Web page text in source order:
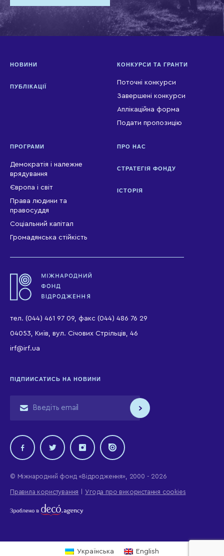
НОВИНИ
ПУБЛІКАЦІЇ
КОНКУРСИ ТА ГРАНТИ
Поточні конкурси
Завершені конкурси
Аплікаційна форма
Подати пропозицію
ПРОГРАМИ
Демократія і належне
врядування
Європа і світ
Права людини та
правосуддя
Соціальний капітал
Громадянська стійкість
ПРО НАС
СТРАТЕГІЯ ФОНДУ
ІСТОРІЯ
тел. (044) 461 97 09, факс (044) 486 76 29
04053, Київ, вул. Січових Стрільців, 46
irf@irf.ua
ПІДПИИСАТИСЬ НА НОВИНИ
© Міжнародний фонд «Відродження», 2000 - 2026
Правила користування Угода про використання cookies
Українська English